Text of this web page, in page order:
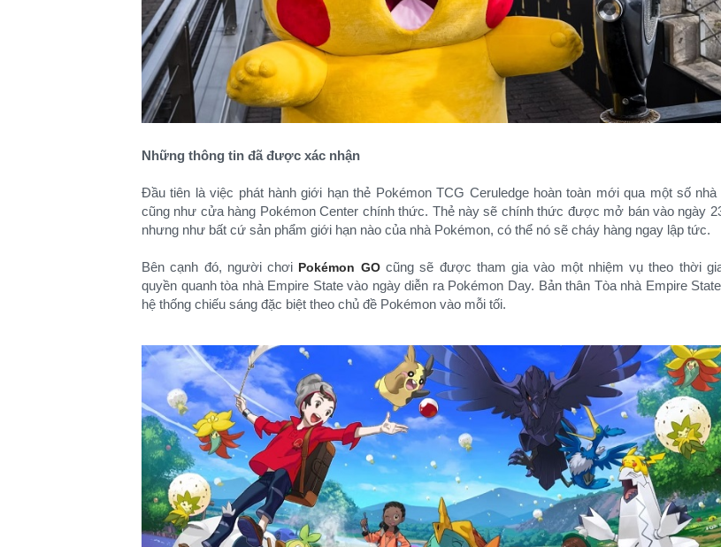
Những thông tin đã được xác nhận
Đầu tiên là việc phát hành giới hạn thẻ Pokémon TCG Ceruledge hoàn toàn mới qua một số nhà
cũng như cửa hàng Pokémon Center chính thức. Thẻ này sẽ chính thức được mở bán vào ngày
nhưng như bất cứ sản phẩm giới hạn nào của nhà Pokémon, có thể nó sẽ cháy hàng ngay lập tức.
Bên cạnh đó, người chơi Pokémon GOcũng sẽ được tham gia vào một nhiệm vụ theo thời
quyền quanh tòa nhà Empire State vào ngày diễn ra Pokémon Day. Bản thân Tòa nhà Empire
hệ thống chiếu sáng đặc biệt theo chủ đề Pokémon vào mỗi tối.